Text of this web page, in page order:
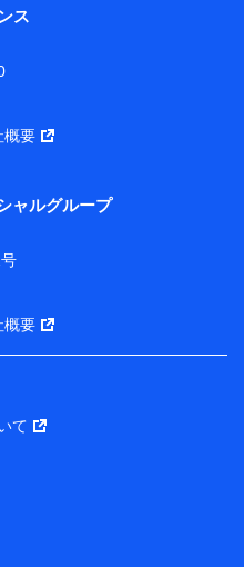
モは、お客さまの情報
動原則を順守します 。
ードの「第三者提供の
、共同利用する場合があ
いお客さま（2019年12
ラブ会員であったこと
る、2019年12月10日以
ちら の利用目的の範囲内
ィナンシャルグループ
ータを共同利用しま
タの項目】
・フィナンシャルグルー
ス
概要
ャルグループ
概要
て